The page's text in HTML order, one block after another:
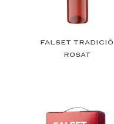
FALSET TRADICIÓ
ROSAT